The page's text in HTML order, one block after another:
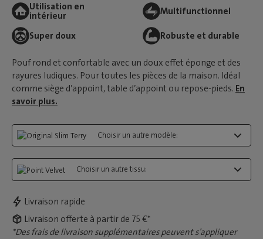
Utilisation en
intérieur
Multifunctionnel
Super doux Robuste et durable
Pouf rond et confortable avec un doux effet éponge et des
rayures ludiques. Pour toutes les pièces de la maison. Idéal
comme siège d’appoint, table d’appoint ou repose-pieds. En
savoir plus.
Choisir un autre modèle:
Choisir un autre tissu:
Livraison rapide
Livraison offerte à partir de 75 €*
*Des frais de livraison supplémentaires peuvent s’appliquer